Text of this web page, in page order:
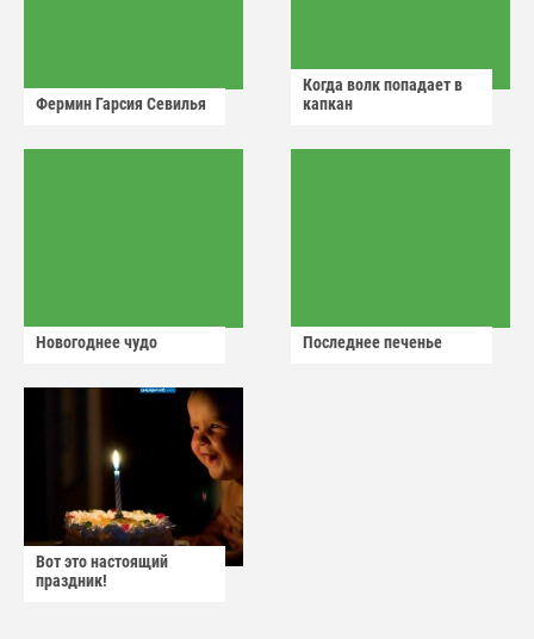
Фермин Гарсия Севилья
Когда волк попадает в
капкан
Новогоднее чудо Последнее печенье
Вот это настоящий
праздник!